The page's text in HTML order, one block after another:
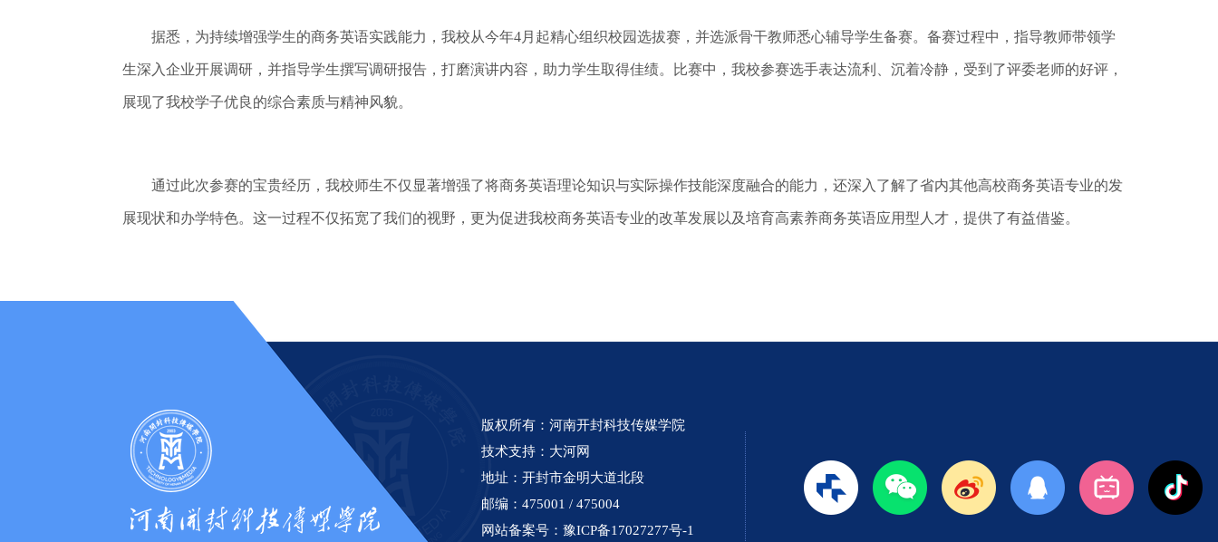
据悉，为持续增强学生的商务英语实践能力，我校从今年4月起精心组织校园选拔赛，并选派骨干教师悉心辅导学生备赛。备赛过程中，指导教师带领学
生深入企业开展调研，并指导学生撰写调研报告，打磨演讲内容，助力学生取得佳绩。比赛中，我校参赛选手表达流利、沉着冷静，受到了评委老师的好评，
展现了我校学子优良的综合素质与精神风貌。
通过此次参赛的宝贵经历，我校师生不仅显著增强了将商务英语理论知识与实际操作技能深度融合的能力，还深入了解了省内其他高校商务英语专业的发
展现状和办学特色。这一过程不仅拓宽了我们的视野，更为促进我校商务英语专业的改革发展以及培育高素养商务英语应用型人才，提供了有益借鉴。
版权所有：河南开封科技传媒学院
技术支持： 大河网
地址：开封市金明大道北段
邮编：475001 / 475004
网站备案号： 豫ICP备17027277号-1